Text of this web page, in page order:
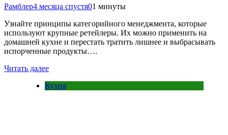
Рамблер4 месяца спустя01 минуты
Узнайте принципы категорийного менеджмента, которые
используют крупные ретейлеры. Их можно применить на
домашней кухне и перестать тратить лишнее и выбрасывать
испорченные продукты….
Читать далее
Кухня